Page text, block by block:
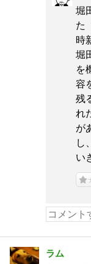
堀
た
時
堀
を
容
残
れ
が
し
い
ラム